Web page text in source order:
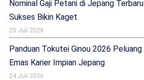
Nominal Gaji Petani di Jepang Terbaru
Sukses Bikin Kaget
25 Juli 2026
Panduan Tokutei Ginou 2026 Peluang
Emas Karier Impian Jepang
24 Juli 2026